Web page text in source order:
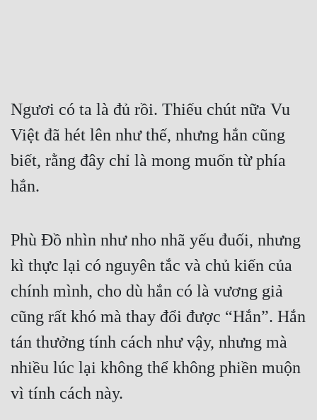
Xa Lộ Dịch
Cung Đấu
Du Hí
Dã Sử
Dị Giới
Dị Năng
Gia Đấu
Ngươi có ta là đủ rồi. Thiếu chút nữa Vu
Việt đã hét lên như thế, nhưng hắn cũng
biết, rằng đây chỉ là mong muốn từ phía
hắn.
Phù Đồ nhìn như nho nhã yếu đuối, nhưng
kì thực lại có nguyên tắc và chủ kiến của
chính mình, cho dù hắn có là vương giả
cũng rất khó mà thay đổi được “Hắn”. Hắn
tán thưởng tính cách như vậy, nhưng mà
nhiều lúc lại không thể không phiền muộn
vì tính cách này.